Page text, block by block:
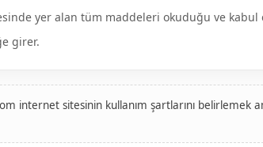
yer alan tüm maddeleri okuduğu ve
girer.
internet sitesinin kullanım şartlarını belirlemek